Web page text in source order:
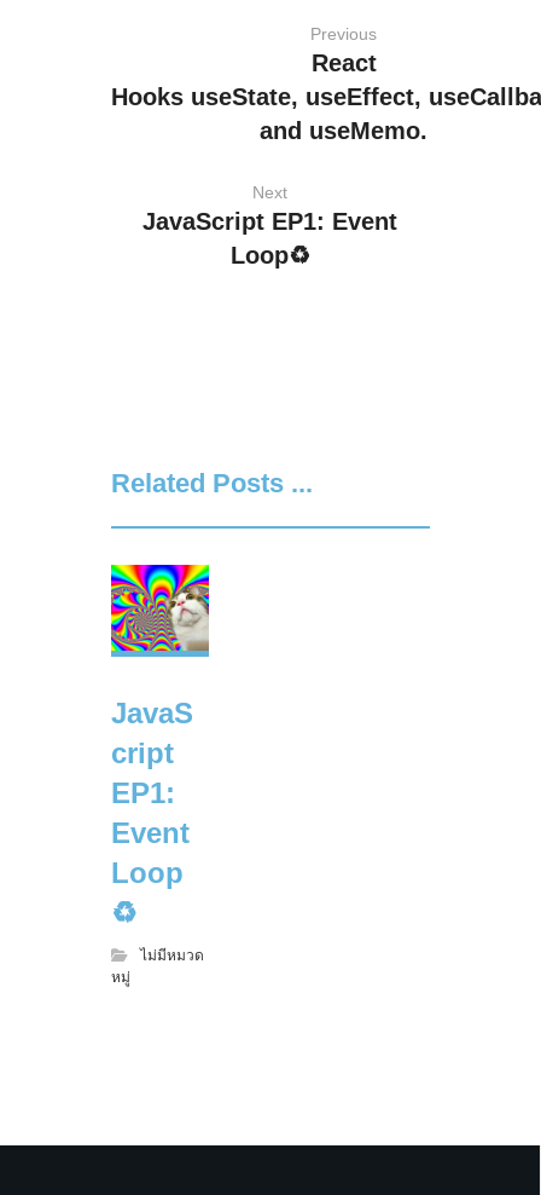
Previous
React
Hooks useState, useEffect,
and useMemo.
Next
JavaScript EP1: Event
Loop♻️
Related Posts ...
JavaS
cript
EP1:
Event
Loop
♻️
ไม่มีหมวด
หมู่